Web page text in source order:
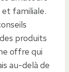
et familiale.
produits
offre qui
au-delà de